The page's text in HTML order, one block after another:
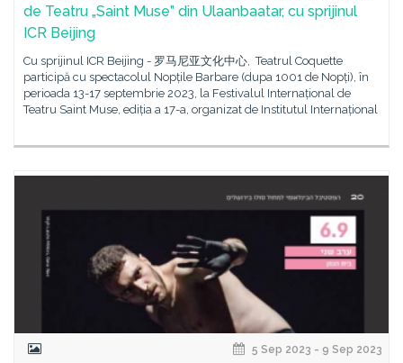
de Teatru „Saint Muse” din Ulaanbaatar, cu sprijinul
ICR Beijing
Cu sprijinul ICR Beijing - 罗马尼亚文化中心, Teatrul Coquette
participă cu spectacolul Nopțile Barbare (dupa 1001 de Nopți), în
perioada 13-17 septembrie 2023, la Festivalul Internațional de
Teatru Saint Muse, ediția a 17-a, organizat de Institutul Internațional
5 Sep 2023 - 9 Sep 2023